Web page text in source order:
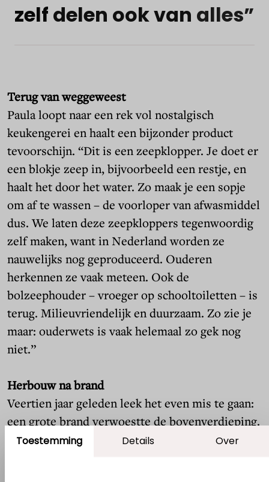
Toestemming Details Over
zelf delen ookvan alles”
Terug van weggeweest
Paula loopt naar een rek vol nostalgisch
keukengerei en haalt een bijzonder product
tevoorschijn. “Dit is een zeepklopper. Je doet er
een blokje zeep in, bijvoorbeeld een restje, en
haalt het door het water. Zo maak je een sopje
om af te wassen – de voorloper van afwasmiddel
dus. We laten deze zeepkloppers tegenwoordig
zelf maken, want in Nederland worden ze
nauwelijks nog geproduceerd. Ouderen
herkennen ze vaak meteen. Ook de
bolzeephouder – vroeger op schooltoiletten – is
terug. Milieuvriendelijk en duurzaam. Zo zie je
maar: ouderwets is vaak helemaal zo gek nog
niet.”
Herbouw na brand
Veertien jaar geleden leek het even mis te gaan:
een grote brand verwoestte de bovenverdieping.
“De winkel zelf stond vol water. Het was